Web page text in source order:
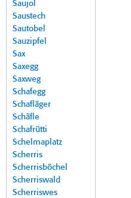
Saujol
Saustech
Sautobel
Sauzipfel
Sax
Saxegg
Saxweg
Schafegg
Schafläger
Schäfle
Schafrütti
Schelmaplatz
Scherris
Scherrisböchel
Scherriswald
Scherriswes